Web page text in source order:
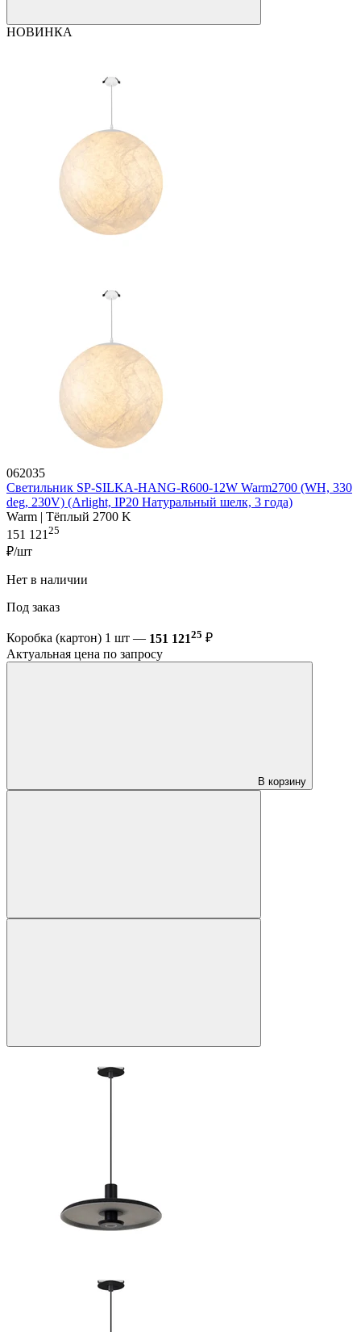
НОВИНКА
062035
Светильник SP-SILKA-HANG-R600-12W Warm2700 (WH, 330
deg, 230V) (Arlight, IP20 Натуральный шелк, 3 года)
Warm | Тёплый 2700 K
151 12125
₽/шт
Нет в наличии
Под заказ
Коробка (картон) 1 шт — 151 12125 ₽
Актуальная цена по запросу
В корзину